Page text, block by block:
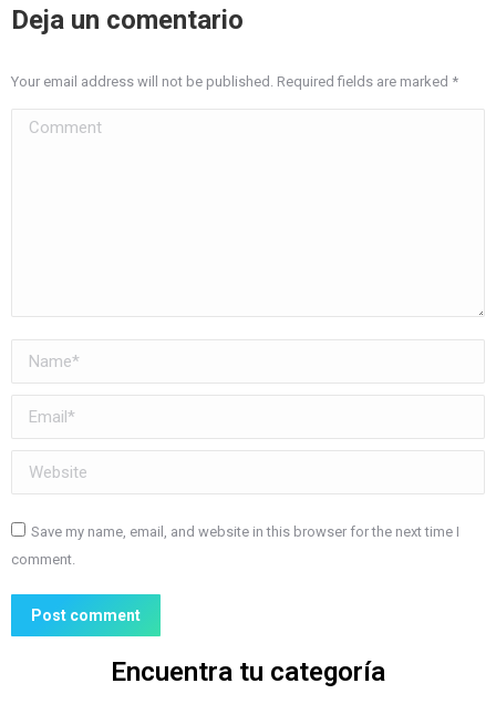
Deja un comentario
Your email address will not be published. Required fields are marked *
Comment
Name *
Email *
Website
Save my name, email, and website in this browser for the next time I
comment.
Post comment
Encuentra tu categoría